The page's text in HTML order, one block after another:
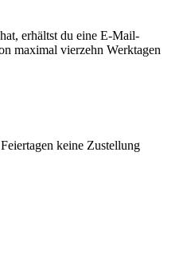
erhältst du eine E-Mail-
maximal vierzehn Werktagen
keine Zustellung